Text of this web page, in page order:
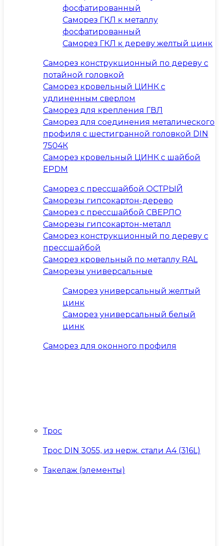
фосфатированный
Саморез ГКЛ к металлу
фосфатированный
Саморез ГКЛ к дереву желтый цинк
Саморез конструкционный по дереву с
потайной головкой
Саморез кровельный ЦИНК с
удлиненным сверлом
Саморез для крепления ГВЛ
Саморез для соединения металического
профиля с шестигранной головкой DIN
7504К
Саморез кровельный ЦИНК с шайбой
EPDM
Саморез с прессшайбой ОСТРЫЙ
Саморезы гипсокартон-дерево
Саморез с прессшайбой СВЕРЛО
Саморезы гипсокартон-металл
Саморез конструкционный по дереву с
прессшайбой
Саморез кровельный по металлу RAL
Саморезы универсальные
Саморез универсальный желтый
цинк
Саморез универсальный белый
цинк
Саморез для оконного профиля
Трос
Трос DIN 3055, из нерж. стали А4 (316L)
Такелаж (элементы)